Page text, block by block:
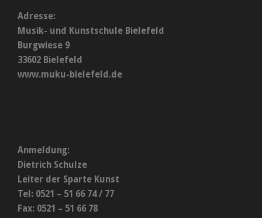
Adresse:
Musik- und Kunstschule Bielefeld
Burgwiese 9
33602 Bielefeld
www.muku-bielefeld.de
Anmeldung:
Dietrich Schulze
Leiter der Sparte Kunst
Tel: 0521 – 51 66 74 / 77
Fax: 0521 – 51 66 78